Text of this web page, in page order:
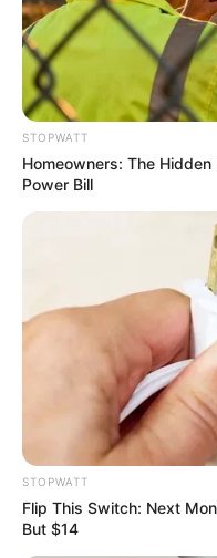
Arthrologist Begs To
This Instead
FORGE BODY
STOPWATT
Homeowners: The
Power Bill
STOPWATT
Flip This Switch: Next
But $14